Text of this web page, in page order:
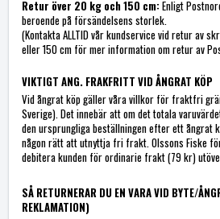
Retur över 20 kg och 150 cm:Enligt
beroende på försändelsens storlek.
(Kontakta ALLTID vår kundservice vid retur av
eller 150 cm för mer information om retur av
VIKTIGT ANG. FRAKFRITT VID ÅNGRAT KÖP
Vid ångrat köp gäller våra villkor för fraktfri
Sverige). Det innebär att om det totala
den ursprungliga beställningen efter ett ångrat
någon rätt att utnyttja fri frakt. Olssons Fiske
debitera kunden för ordinarie frakt (79 kr)
SÅ RETURNERAR DU EN VARA VID BYTE/
REKLAMATION)